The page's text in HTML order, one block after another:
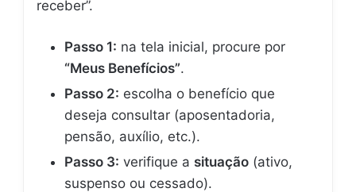
receber”.
Passo 1: na tela inicial, procure por
“Meus Benefícios”.
Passo 2: escolha o benefício que
deseja consultar (aposentadoria,
pensão, auxílio, etc.).
Passo 3: verifique a situação (ativo,
suspenso ou cessado).